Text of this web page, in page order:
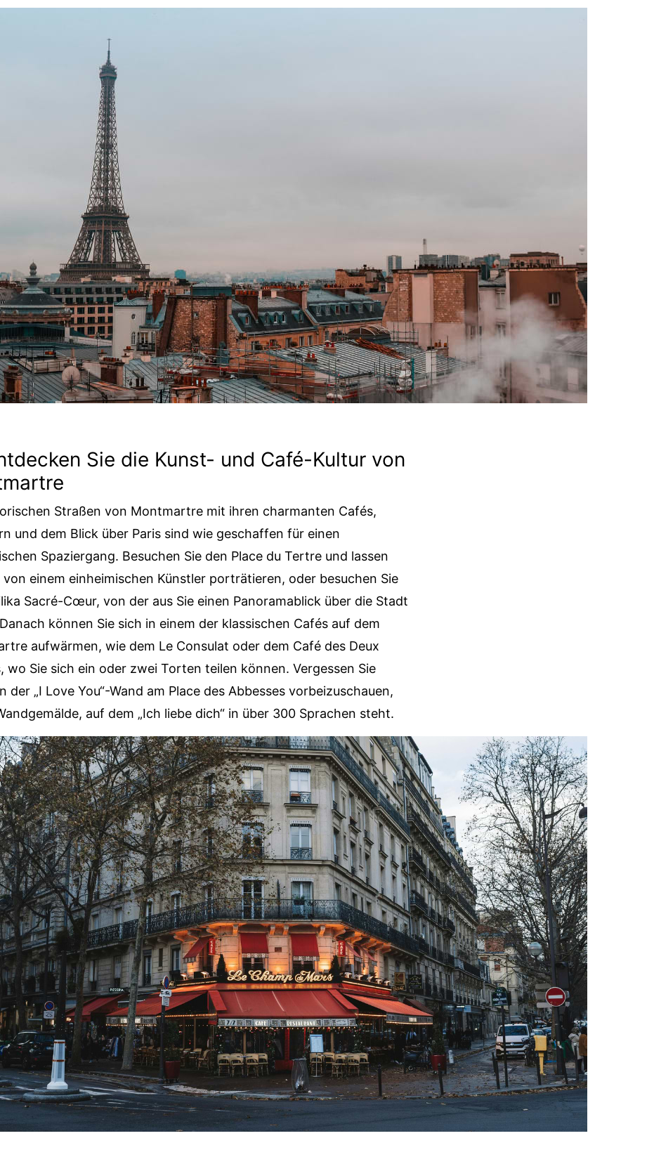
Sie die Kunst- und Café-Kultur von
Straßen von Montmartre mit ihren charmanten Cafés,
und dem Blick über Paris sind wie geschaffen für einen
Spaziergang. Besuchen Sie den Place du Tertre und lassen
von einem einheimischen Künstler porträtieren, oder besuchen Sie
Sacré-Cœur, von der aus Sie einen Panoramablick über die Stadt
können Sie sich in einem der klassischen Cafés auf dem
aufwärmen, wie dem Le Consulat oder dem Café des Deux
wo Sie sich ein oder zwei Torten teilen können. Vergessen Sie
der „I Love You“-Wand am Place des Abbesses vorbeizuschauen,
auf dem „Ich liebe dich“ in über 300 Sprachen steht.